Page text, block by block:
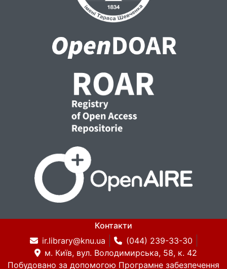
Контакти
ir.library@knu.ua
(044) 239-33-30
м. Київ, вул. Володимирська, 58, к. 42
Побудовано за допомогою Програмне забезпечення